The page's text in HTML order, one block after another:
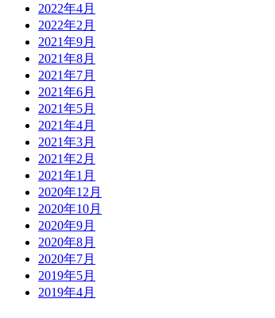
2022年4月
2022年2月
2021年9月
2021年8月
2021年7月
2021年6月
2021年5月
2021年4月
2021年3月
2021年2月
2021年1月
2020年12月
2020年10月
2020年9月
2020年8月
2020年7月
2019年5月
2019年4月